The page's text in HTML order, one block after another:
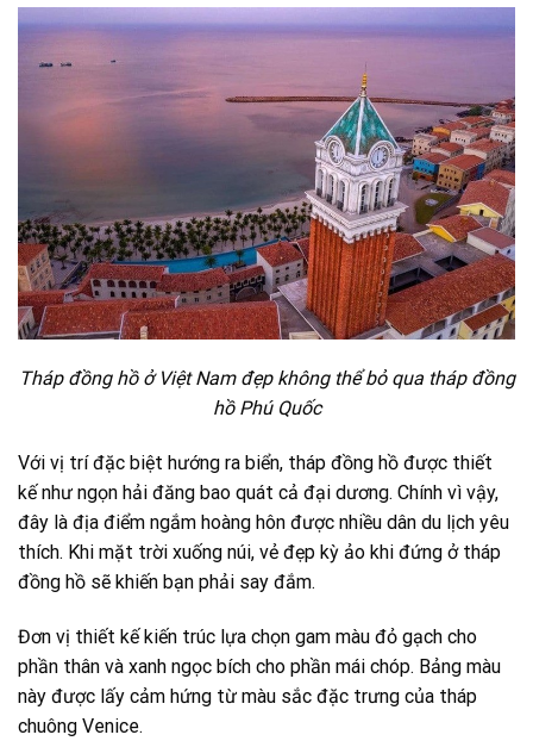
Tháp đồng hồ ở Việt Nam đẹp không thể bỏ qua tháp đồng
hồ Phú Quốc
Với vị trí đặc biệt hướng ra biển, tháp đồng hồ được thiết
kế như ngọn hải đăng bao quát cả đại dương. Chính vì vậy,
đây là địa điểm ngắm hoàng hôn được nhiều dân du lịch yêu
thích. Khi mặt trời xuống núi, vẻ đẹp kỳ ảo khi đứng ở tháp
đồng hồ sẽ khiến bạn phải say đắm.
Đơn vị thiết kế kiến trúc lựa chọn gam màu đỏ gạch cho
phần thân và xanh ngọc bích cho phần mái chóp. Bảng màu
này được lấy cảm hứng từ màu sắc đặc trưng của tháp
chuông Venice.